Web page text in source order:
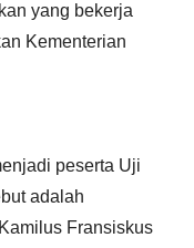
yang bekerja
Kementerian
peserta Uji
adalah
Fransiskus